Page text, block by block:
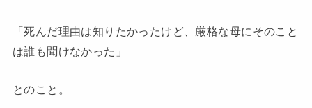
「死んだ理由は知りたかったけど、厳格な母にそのこと
は誰も聞けなかった」
とのこと。